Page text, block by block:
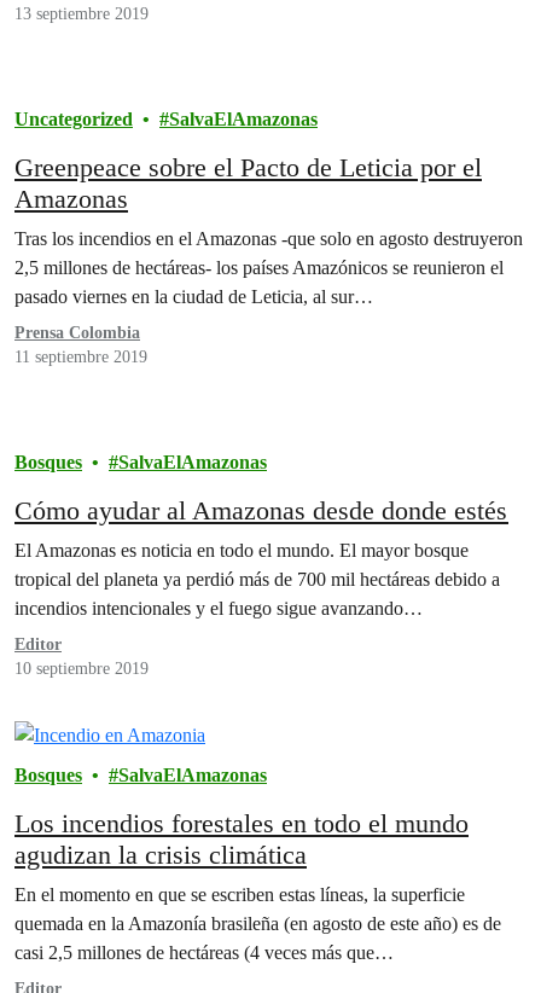
13 septiembre 2019
Uncategorized SalvaElAmazonas
Greenpeace sobre el Pacto de Leticia por el
Amazonas
Tras los incendios en el Amazonas -que solo en agosto destruyeron
2,5 millones de hectáreas- los países Amazónicos se reunieron el
pasado viernes en la ciudad de Leticia, al sur…
Prensa Colombia
11 septiembre 2019
Bosques SalvaElAmazonas
Cómo ayudar al Amazonas desde donde estés
El Amazonas es noticia en todo el mundo. El mayor bosque
tropical del planeta ya perdió más de 700 mil hectáreas debido a
incendios intencionales y el fuego sigue avanzando…
Editor
10 septiembre 2019
Bosques SalvaElAmazonas
Los incendios forestales en todo el mundo
agudizan la crisis climática
En el momento en que se escriben estas líneas, la superficie
quemada en la Amazonía brasileña (en agosto de este año) es de
casi 2,5 millones de hectáreas (4 veces más que…
Editor